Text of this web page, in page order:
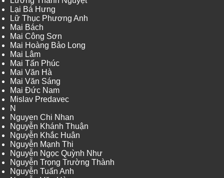
Lại Bá Hưng
Lữ Thục Phương Anh
Mai Bách
Mai Công Sơn
Mai Hoàng Bảo Long
Mai Lâm
Mai Tấn Phúc
Mai Văn Hà
Mai Văn Sáng
Mai Đức Nam
Mislav Predavec
N
Nguyen Chi Nhan
Nguyễn Khánh Thuận
Nguyễn Khắc Huân
Nguyễn Mạnh Thi
Nguyễn Ngọc Quỳnh Như
Nguyễn Trọng Trường Thành
Nguyễn Tuấn Anh